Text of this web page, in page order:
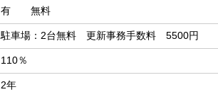
有 無料
駐車場：2台無料 更新事務手数料 5500円
110％
2年